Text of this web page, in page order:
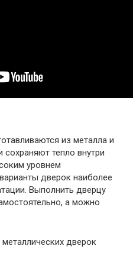
из металла и
тепло внутри
уровнем
дверок наиболее
Выполнить дверцу
а можно
дверок